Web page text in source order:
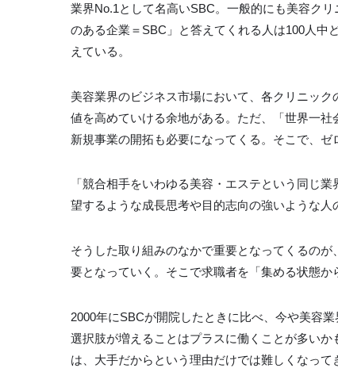
業界No.1として名高いSBC。一般的にも美容ク
のある企業＝SBC」と答えてくれる人は100人中
えている。
美容業界のビジネス市場において、各クリニッ
値を高めていける余地がある。ただ、「世界一
新規事業の開拓も必要になってくる。そこで、
「競合相手をいわゆる美容・エステという同じ
望するような成長思考や目的志向の強いような人
そうした取り組みのなかで重要となってくるの
要となっていく。そこで求職者を「集める状態か
2000年にSBCが開院したときに比べ、今や美容
選択肢が増えることはプラスに働くことが多い
は、大手だからという理由だけでは難しくなっ